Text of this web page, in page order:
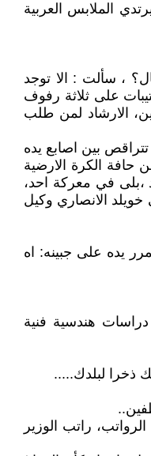
الملابس العربية
، سألت : الا توجد
على ثلاثة رفوف
الارشاد لمن طلب
بين اصابع يده
حافة الكرة الارضية
،بلى في معركة احد،
الانصاري وكيل
يده على جبينه: اه
هندسية فنية
ذخرا لبلدك.....
راتب الوزير